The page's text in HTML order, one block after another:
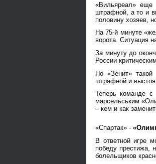
«Вильяреал» еще
штрафной, а то и
половину хозяев,
На 75-й минуте
ворота. Ситуация
За минуту до
России
Но «Зенит»
штрафной и
Теперь команде с
марсельським
– кем и как
«Спартак» -
В ответной игре
победу престижа,
болельщиков